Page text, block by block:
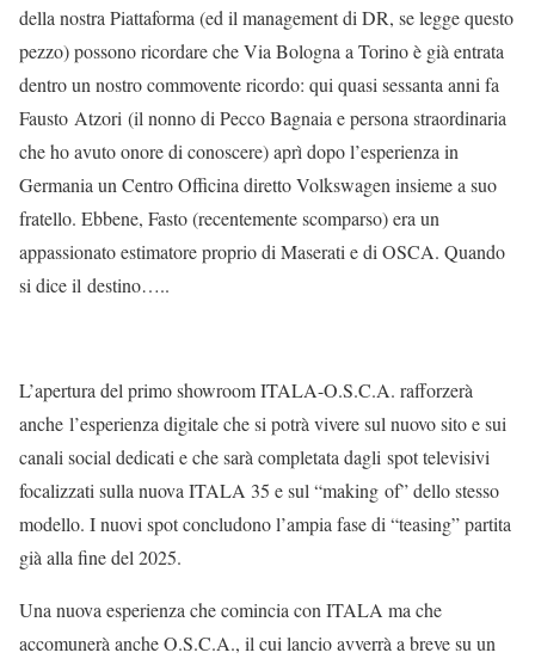
della nostra Piattaforma (ed il management di DR, se legge questo
pezzo) possono ricordare che Via Bologna a Torino è già entrata
dentro un nostro commovente ricordo: qui quasi sessanta anni fa
Fausto Atzori (il nonno di Pecco Bagnaia e persona straordinaria
che ho avuto onore di conoscere) aprì dopo l’esperienza in
Germania un Centro Officina diretto Volkswagen insieme a suo
fratello. Ebbene, Fasto (recentemente scomparso) era un
appassionato estimatore proprio di Maserati e di OSCA. Quando
si dice il destino…..
L’apertura del primo showroom ITALA-O.S.C.A. rafforzerà
anche l’esperienza digitale che si potrà vivere sul nuovo sito e sui
canali social dedicati e che sarà completata dagli spot televisivi
focalizzati sulla nuova ITALA 35 e sul “making of” dello stesso
modello. I nuovi spot concludono l’ampia fase di “teasing” partita
già alla fine del 2025.
Una nuova esperienza che comincia con ITALA ma che
accomunerà anche O.S.C.A., il cui lancio avverrà a breve su un